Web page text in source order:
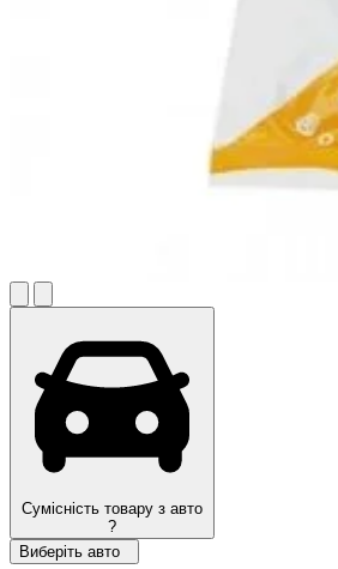
Сумісність товару з авто
?
Виберіть авто